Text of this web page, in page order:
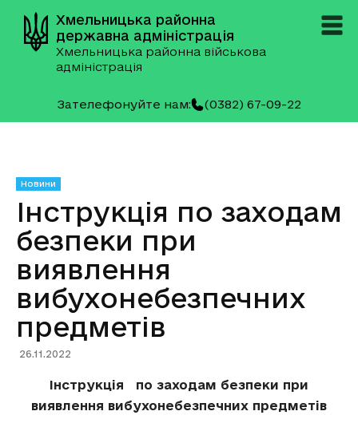
Хмельницька районна
державна адміністрація
Хмельницька районна військова
адміністрація
Зателефонуйте нам: (0382) 67-09-22
Новини
Інструкція по заходам
безпеки при
виявлення
вибухонебезпечних
предметів
26.11.2022
Інструкція по заходам безпеки при
виявлення вибухонебезпечних предметів